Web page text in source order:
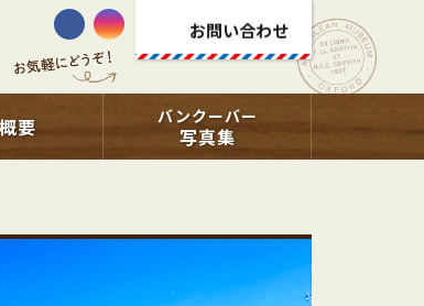
お問い合わせ
要 バンクーバー
写真集